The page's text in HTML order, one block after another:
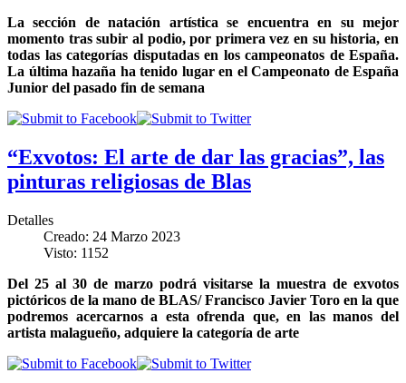
La sección de natación artística se encuentra en su mejor
momento tras subir al podio, por primera vez en su historia, en
todas las categorías disputadas en los campeonatos de España.
La última hazaña ha tenido lugar en el Campeonato de España
Junior del pasado fin de semana
“Exvotos: El arte de dar las gracias”, las
pinturas religiosas de Blas
Detalles
Creado: 24 Marzo 2023
Visto: 1152
Del 25 al 30 de marzo podrá visitarse la muestra de exvotos
pictóricos de la mano de BLAS/ Francisco Javier Toro en la que
podremos acercarnos a esta ofrenda que, en las manos del
artista malagueño, adquiere la categoría de arte